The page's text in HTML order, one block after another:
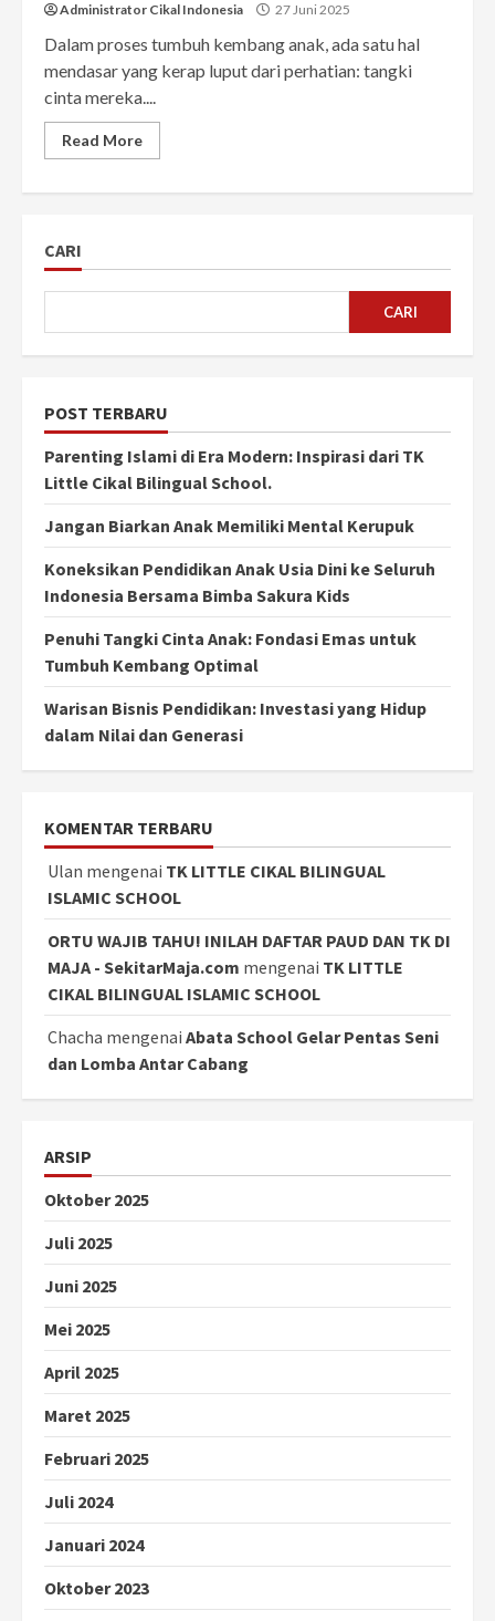
Administrator Cikal Indonesia 27 Juni 2025
Dalam proses tumbuh kembang anak, ada satu hal
mendasar yang kerap luput dari perhatian: tangki
cinta mereka....
Read More
CARI
CARI
POST TERBARU
Parenting Islami di Era Modern: Inspirasi dari TK
Little Cikal Bilingual School.
Jangan Biarkan Anak Memiliki Mental Kerupuk
Koneksikan Pendidikan Anak Usia Dini ke Seluruh
Indonesia Bersama Bimba Sakura Kids
Penuhi Tangki Cinta Anak: Fondasi Emas untuk
Tumbuh Kembang Optimal
Warisan Bisnis Pendidikan: Investasi yang Hidup
dalam Nilai dan Generasi
KOMENTAR TERBARU
Ulan mengenai TK LITTLE CIKAL BILINGUAL
ISLAMIC SCHOOL
ORTU WAJIB TAHU! INILAH DAFTAR PAUD DAN TK DI
MAJA - SekitarMaja.com mengenai TK LITTLE
CIKAL BILINGUAL ISLAMIC SCHOOL
Chacha mengenai Abata School Gelar Pentas Seni
dan Lomba Antar Cabang
ARSIP
Oktober 2025
Juli 2025
Juni 2025
Mei 2025
April 2025
Maret 2025
Februari 2025
Juli 2024
Januari 2024
Oktober 2023